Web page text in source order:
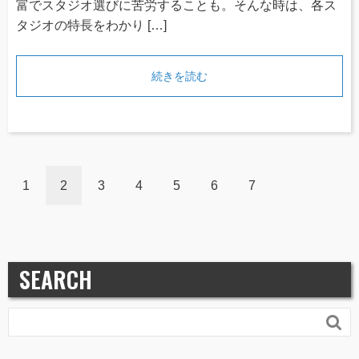
富でスタジオ選びに苦労することも。そんな時は、各ス
タジオの特長をわかり […]
続きを読む
1 2 3 4 5 6 7
SEARCH
